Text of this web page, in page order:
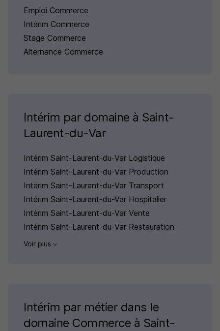
Emploi Commerce
Intérim Commerce
Stage Commerce
Alternance Commerce
Intérim par domaine à Saint-
Laurent-du-Var
Intérim Saint-Laurent-du-Var Logistique
Intérim Saint-Laurent-du-Var Production
Intérim Saint-Laurent-du-Var Transport
Intérim Saint-Laurent-du-Var Hospitalier
Intérim Saint-Laurent-du-Var Vente
Intérim Saint-Laurent-du-Var Restauration
Voir plus
Intérim par métier dans le
domaine Commerce à Saint-